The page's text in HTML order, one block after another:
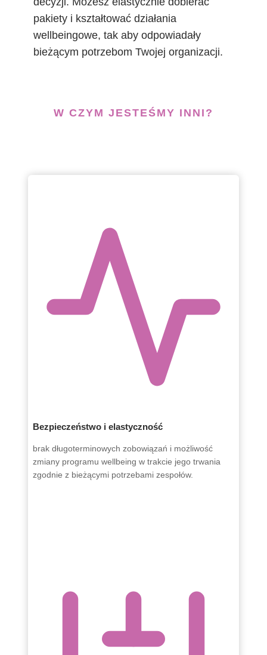
pakiety i kształtować działania
wellbeingowe, tak aby odpowiadały
bieżącym potrzebom Twojej organizacji.
W CZYM JESTEŚMY INNI?
Bezpieczeństwo i elastyczność
brak długoterminowych zobowiązań i możliwość
zmiany programu wellbeing w trakcie jego trwania
zgodnie z bieżącymi potrzebami zespołów.